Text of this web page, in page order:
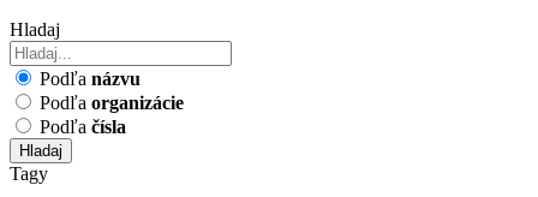
Hladaj
Podľa názvu
Podľa organizácie
Podľa čísla
Hladaj
Tagy